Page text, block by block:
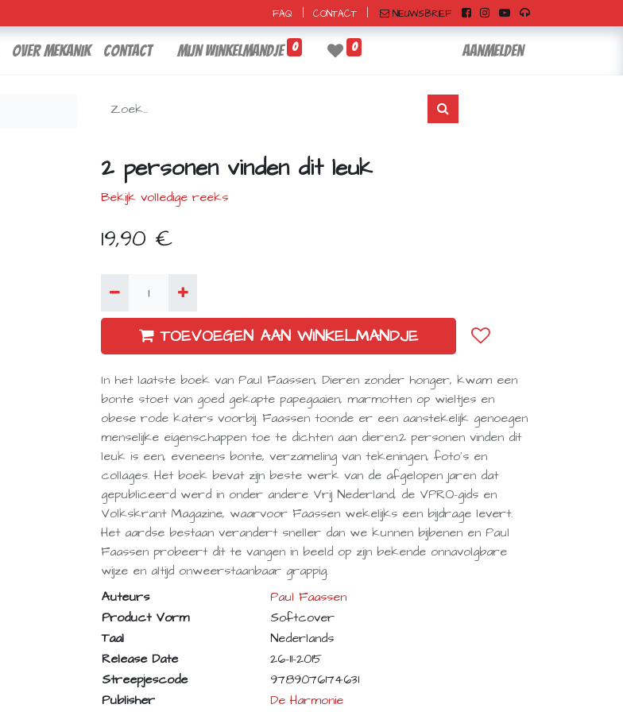
FAQ CONTACT NIEUWSBRIEF
over mekanik contact Mijn winkelmandje 0 0 Aanmelden
2 personen vinden dit leuk
Bekijk volledige reeks
19,90 €
TOEVOEGEN AAN WINKELMANDJE
In het laatste boek van Paul Faassen, Dieren zonder honger, kwam een
bonte stoet van goed gekapte papegaaien, marmotten op wieltjes en
obese rode katers voorbij. Faassen toonde er een aanstekelijk genoegen
menselijke eigenschappen toe te dichten aan dieren.2 personen vinden dit
leuk is een, eveneens bonte, verzameling van tekeningen, foto's en
collages. Het boek bevat zijn beste werk van de afgelopen jaren dat
gepubliceerd werd in onder andere Vrij Nederland, de VPRO-gids en
Volkskrant Magazine, waarvoor Faassen wekelijks een bijdrage levert.
Het aardse bestaan verandert sneller dan we kunnen bijbenen en Paul
Faassen probeert dit te vangen in beeld op zijn bekende onnavolgbare
wijze en altijd onweerstaanbaar grappig.
Auteurs
Paul Faassen
Product Vorm
Softcover
Taal
Nederlands
Release Date
26-11-2015
Streepjescode
9789076174631
Publisher
De Harmonie